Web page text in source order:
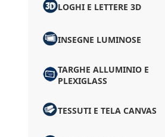
LOGHI E LETTERE 3D
INSEGNE LUMINOSE
TARGHE ALLUMINIO E
PLEXIGLASS
TESSUTI E TELA CANVAS